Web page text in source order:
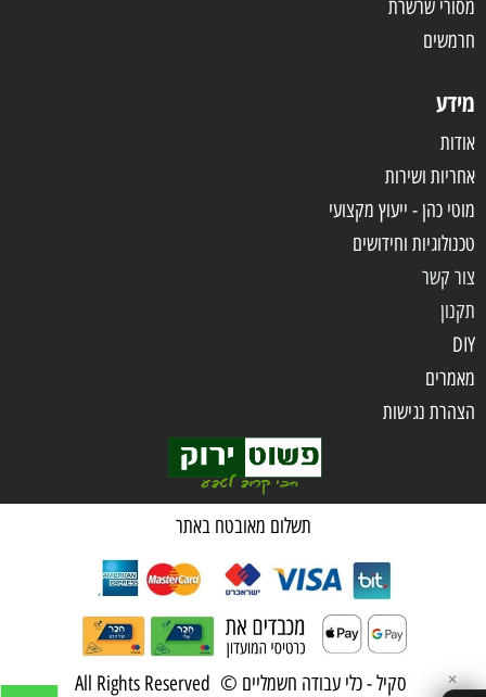
מסורי שרשרת
חרמשים
מידע
אודות
אחריות ושירות
מוטי כהן - ייעוץ מקצועי
טכנולוגיות וחידושים
צור קשר
תקנון
DIY
מאמרים
הצהרת נגישות
תשלום מאובטח באתר
סקיל - כלי עבודה חשמליים © All Rights Reserved ✕